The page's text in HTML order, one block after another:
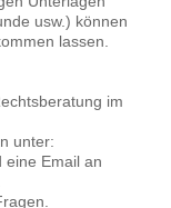
usw.) können
lassen.
im
unter:
eine Email an